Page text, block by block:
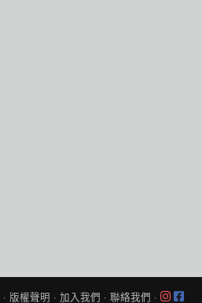
· 版權聲明 · 加入我們 · 聯絡我們 ·